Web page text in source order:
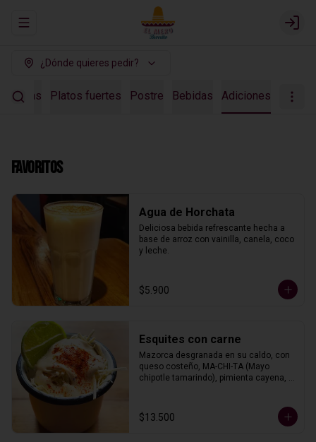
Abrir menu de navegación Login
¿Dónde quieres pedir?
Platos fuertes Postre Bebidas Adiciones
Favoritos
Agua de Horchata
Deliciosa bebida refrescante hecha a
base de arroz con vainilla, canela, coco
y leche.
$5.900
Esquites con carne
Mazorca desgranada en su caldo, con
queso costeño, MA-CHI-TA (Mayo
chipotle tamarindo), pimienta cayena,
$13.500